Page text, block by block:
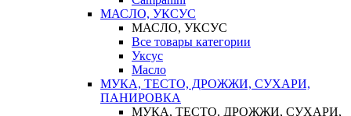
МАСЛО, УКСУС
МАСЛО, УКСУС
Все товары категории
Уксус
Масло
МУКА, ТЕСТО, ДРОЖЖИ, СУХАРИ,
ПАНИРОВКА
МУКА, ТЕСТО, ДРОЖЖИ, СУХАРИ,